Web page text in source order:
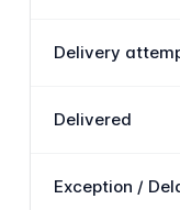
Delivery
Delivered
Exception /